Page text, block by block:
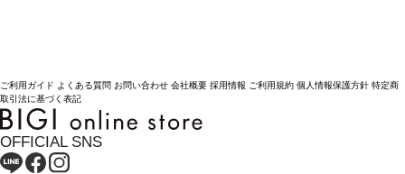
ご利用ガイド よくある質問 お問い合わせ 会社概要 採用情報 ご利用規約 個人情報保護方針 特定商
取引法に基づく表記
OFFICIAL SNS